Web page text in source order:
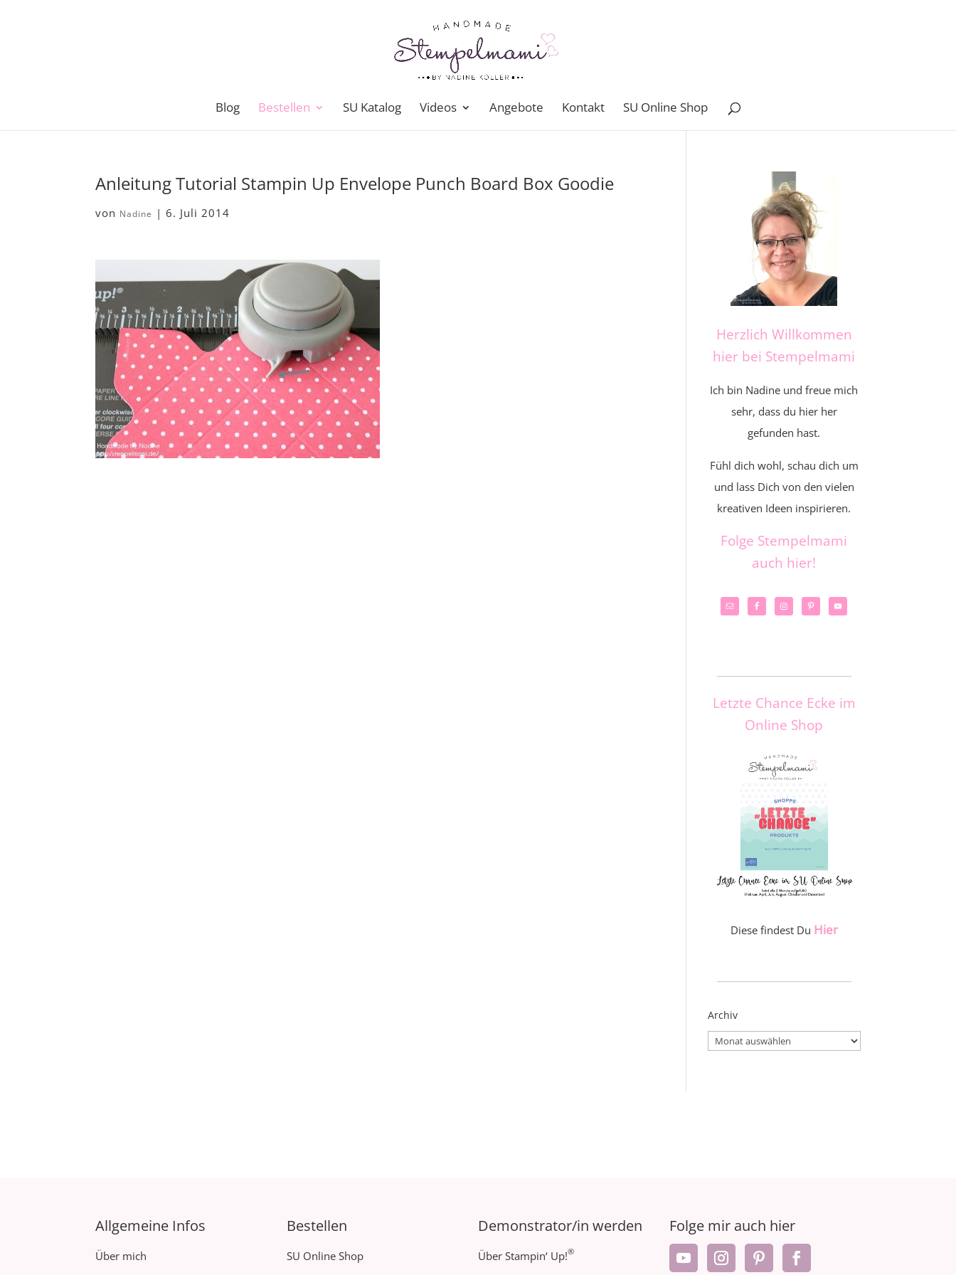
Blog Bestellen SU Katalog Videos Angebote Kontakt SU Online Shop
Anleitung Tutorial Stampin Up Envelope Punch Board Box Goodie
von Nadine |6. Juli 2014
Herzlich Willkommen
hier bei Stempelmami
Ich bin Nadine und freue mich
sehr, dass du hier her
gefunden hast.
Fühl dich wohl, schau dich um
und lass Dich von den vielen
kreativen Ideen inspirieren.
Folge Stempelmami
auch hier!
Letzte Chance Ecke im
Online Shop
Diese findest Du Hier
Archiv
Archiv
Allgemeine Infos
Über mich
Bestellen
SU Online Shop
Demonstrator/in werden
Über Stampin‘ Up!®
Folge mir auch hier